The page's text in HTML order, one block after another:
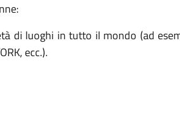
di luoghi in tutto il mondo (ad
ecc.).